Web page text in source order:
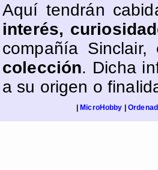
Aquí tendrán
interés,
compañía Sinclair,
colección. Dicha
a su origen o
MicroHobby